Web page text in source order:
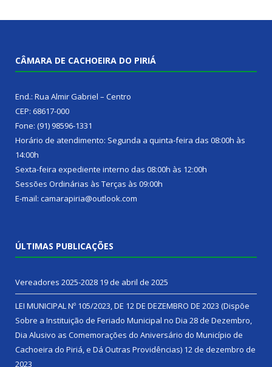
CÂMARA DE CACHOEIRA DO PIRIÁ
End.: Rua Almir Gabriel – Centro
CEP: 68617-000
Fone: (91) 98596-1331
Horário de atendimento: Segunda a quinta-feira das 08:00h às
14:00h
Sexta-feira expediente interno das 08:00h às 12:00h
Sessões Ordinárias às Terças às 09:00h
E-mail: camarapiria@outlook.com
ÚLTIMAS PUBLICAÇÕES
Vereadores 2025-2028 19 de abril de 2025
LEI MUNICIPAL Nº 105/2023, DE 12 DE DEZEMBRO DE 2023 (Dispõe
Sobre a Instituição de Feriado Municipal no Dia 28 de Dezembro,
Dia Alusivo as Comemorações do Aniversário do Município de
Cachoeira do Piriá, e Dá Outras Providências) 12 de dezembro de
2023